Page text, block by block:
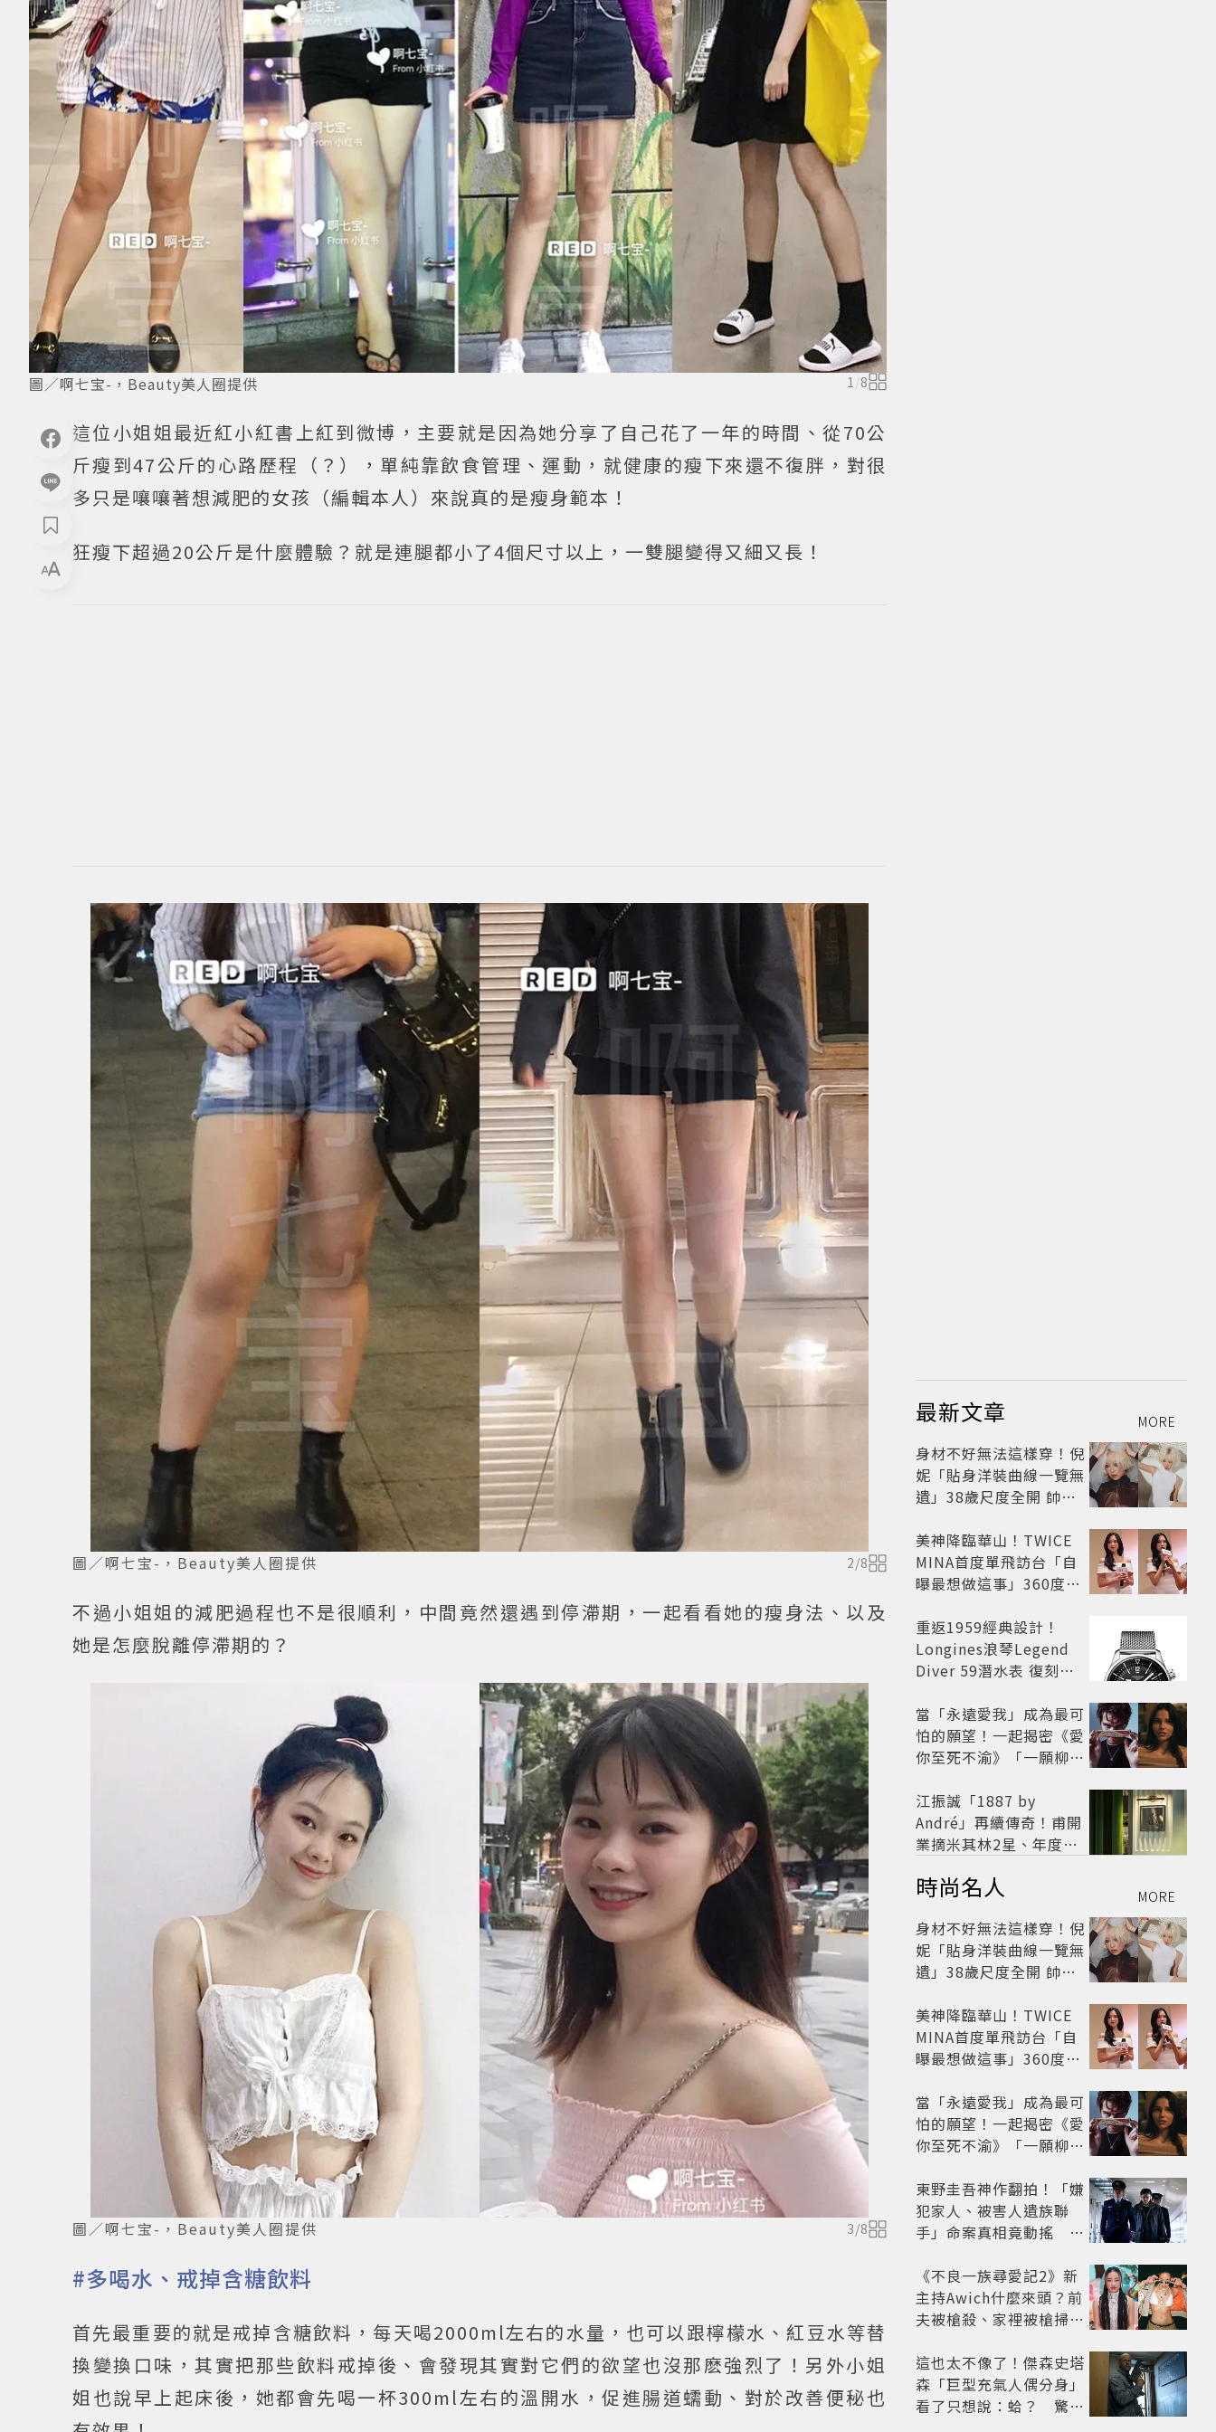
圖／啊七宝-，Beauty美人圈提供 1/8
這位小姐姐最近紅小紅書上紅到微博，主要就是因為她分享了自己花了一年的時間、從70公
斤瘦到47公斤的心路歷程（？），單純靠飲食管理、運動，就健康的瘦下來還不復胖，對很
多只是嚷嚷著想減肥的女孩（編輯本人）來說真的是瘦身範本！
狂瘦下超過20公斤是什麼體驗？就是連腿都小了4個尺寸以上，一雙腿變得又細又長！
圖／啊七宝-，Beauty美人圈提供 2/8
不過小姐姐的減肥過程也不是很順利，中間竟然還遇到停滯期，一起看看她的瘦身法、以及
她是怎麼脫離停滯期的？
圖／啊七宝-，Beauty美人圈提供 3/8
#多喝水、戒掉含糖飲料
首先最重要的就是戒掉含糖飲料，每天喝2000ml左右的水量，也可以跟檸檬水、紅豆水等替
換變換口味，其實把那些飲料戒掉後、會發現其實對它們的欲望也沒那麽強烈了！另外小姐
姐也說早上起床後，她都會先喝一杯300ml左右的溫開水，促進腸道蠕動、對於改善便秘也
最新文章 MORE
身材不好無法這樣穿！倪
妮「貼身洋裝曲線一覽無
遺」38歲尺度全開 帥氣
美神降臨華山！TWICE
MINA首度單飛訪台「自
曝最想做這事」360度0
開
重返1959經典設計！
Longines浪琴Legend
Diver 59潛水表 復刻懷
當「永遠愛我」成為最可
怕的願望！一起揭密《愛
你至死不渝》「一願柳」
路
江振誠「1887 by
André」再續傳奇！甫開
業摘米其林2星、年度開
時尚名人 MORE
身材不好無法這樣穿！倪
妮「貼身洋裝曲線一覽無
遺」38歲尺度全開 帥氣
美神降臨華山！TWICE
MINA首度單飛訪台「自
曝最想做這事」360度0
開
當「永遠愛我」成為最可
怕的願望！一起揭密《愛
你至死不渝》「一願柳」
路
東野圭吾神作翻拍！「嫌
犯家人、被害人遺族聯
手」命案真相竟動搖
框架展開
《不良一族尋愛記2》新
主持Awich什麼來頭？前
夫被槍殺、家裡被槍掃射
馬！
這也太不像了！傑森史塔
森「巨型充氣人偶分身」
看了只想說：蛤？ 驚喜